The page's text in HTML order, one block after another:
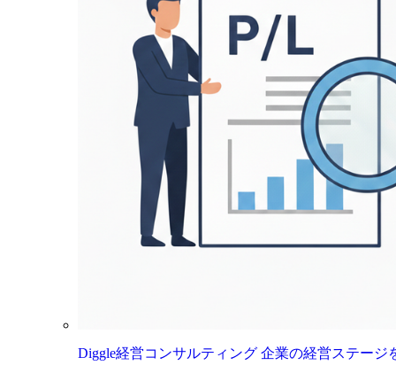
Diggle経営コンサルティング 企業の経営ステージ